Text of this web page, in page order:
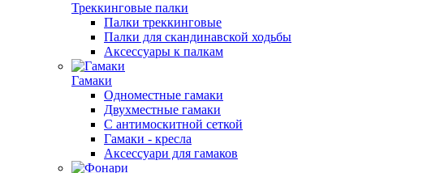
Треккинговые палки
Палки треккинговые
Палки для скандинавской ходьбы
Аксессуары к палкам
Гамаки
Одноместные гамаки
Двухместные гамаки
С антимоскитной сеткой
Гамаки - кресла
Аксессуари для гамаков